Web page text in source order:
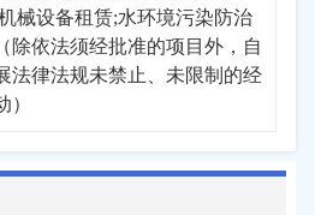
械设备租赁;水环境污染防治
除依法须经批准的项目外，自
法律法规未禁止、未限制的经
）